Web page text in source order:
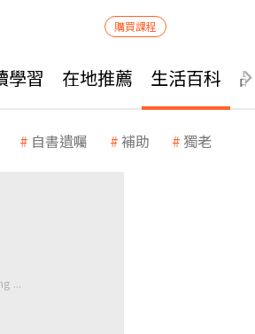
購買課程
學習 在地推薦 生活百科
自書遺囑 補助 獨老